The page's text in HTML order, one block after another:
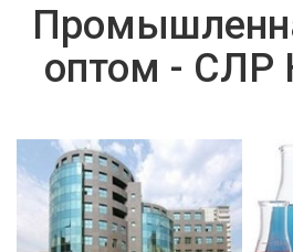
оптом - СЛР